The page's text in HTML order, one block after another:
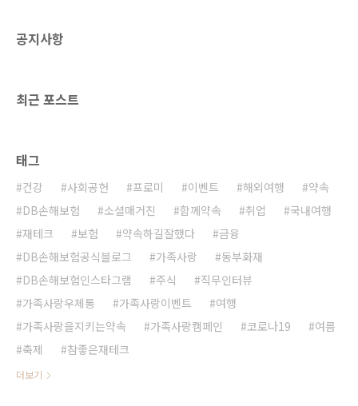
의 중요성은 계속해서 강조되고 있는데 그 이유
면..
공지사항
최근 포스트
태그
건강 사회공헌 프로미 이벤트 해외여행
약속
DB손해보험
소셜매거진 함께약속 취업
국내여행
재테크
보험 약속하길잘했다
금융
DB손해보험공식블로그
가족사랑
동부화재
DB손해보험인스타그램
주식
직무인터뷰
가족사랑우체통
가족사랑이벤트
여행
가족사랑을지키는약속
가족사랑캠페인 코로나19
여름
축제
참좋은재테크
더보기